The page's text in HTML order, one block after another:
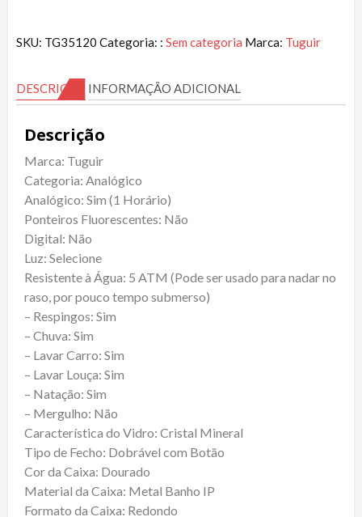
SKU: TG35120 Categoria: : Sem categoria Marca: Tuguir
DESCRIÇÃO INFORMAÇÃO ADICIONAL
Descrição
Marca: Tuguir
Categoria: Analógico
Analógico: Sim (1 Horário)
Ponteiros Fluorescentes: Não
Digital: Não
Luz: Selecione
Resistente à Água: 5 ATM (Pode ser usado para nadar no
raso, por pouco tempo submerso)
– Respingos: Sim
– Chuva: Sim
– Lavar Carro: Sim
– Lavar Louça: Sim
– Natação: Sim
– Mergulho: Não
Característica do Vidro: Cristal Mineral
Tipo de Fecho: Dobrável com Botão
Cor da Caixa: Dourado
Material da Caixa: Metal Banho IP
Formato da Caixa: Redondo